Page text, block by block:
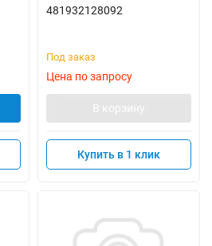
481932128092
Под заказ
Цена по запросу
В корзину
Купить в 1 клик